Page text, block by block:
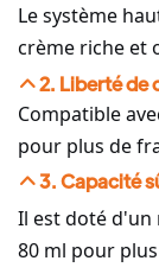
Le système
crème riche et
2. Liberté de
Compatible
pour plus de
3. Capacité
Il est doté d'un
80 ml pour